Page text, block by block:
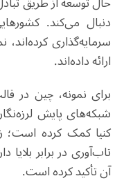
دنبال می‌کند.
سرمایه‌گذاری کرده‌اند،
ارائه داده‌اند.
برای نمونه، چین در
شبکه‌های پایش
کنیا کمک کرده
تاب‌آوری در برابر بلایا
آن تأکید کرده است.